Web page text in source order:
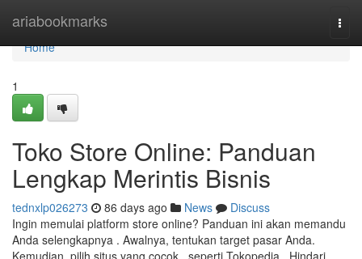
ariabookmarks
Home
Home
1
Toko Store Online: Panduan
Lengkap Merintis Bisnis
tednxlp026273 86 days ago News
Discuss
Ingin memulai platform store online? Panduan ini akan memandu
Anda selengkapnya . Awalnya, tentukan target pasar Anda.
Kemudian, pilih situs yang cocok , seperti Tokopedia . Hindari